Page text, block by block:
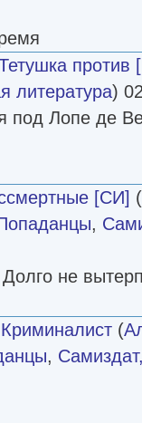
против
литература)
под Лопе де
[СИ] (
,
не
Криминалист (
,